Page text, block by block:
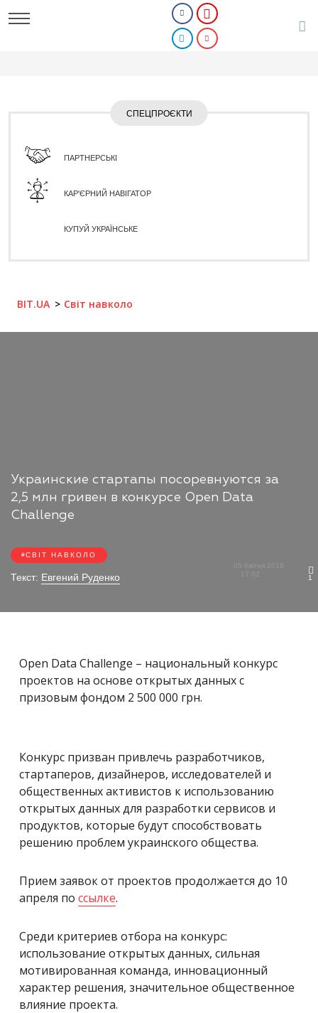
СПЕЦПРОЄКТИ
ПАРТНЕРСЬКІ
КАР'ЄРНИЙ НАВІГАТОР
КУПУЙ УКРАЇНСЬКЕ
BIT.UA Світ навколо
Украинские стартапы посоревнуются за
2,5 млн гривен в конкурсе Open Data
Challenge
СВІТ НАВКОЛО
Текст: Евгений Руденко
17:02
1
Open Data Challenge – национальный конкурс
проектов на основе открытых данных с
призовым фондом 2 500 000 грн.
Конкурс призван привлечь разработчиков,
стартаперов, дизайнеров, исследователей и
общественных активистов к использованию
открытых данных для разработки сервисов и
продуктов, которые будут способствовать
решению проблем украинского общества.
Прием заявок от проектов продолжается до 10
апреля по ссылке.
Среди критериев отбора на конкурс:
использование открытых данных, сильная
мотивированная команда, инновационный
характер решения, значительное общественное
влияние проекта.